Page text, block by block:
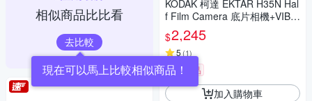
相似商品比比看
去比較
KODAK 柯達 EKTAR H35N Hal
f Film Camera 底片相機+VIBE
400底片組
$2,245
5(1)
券 贈品
加入購物車